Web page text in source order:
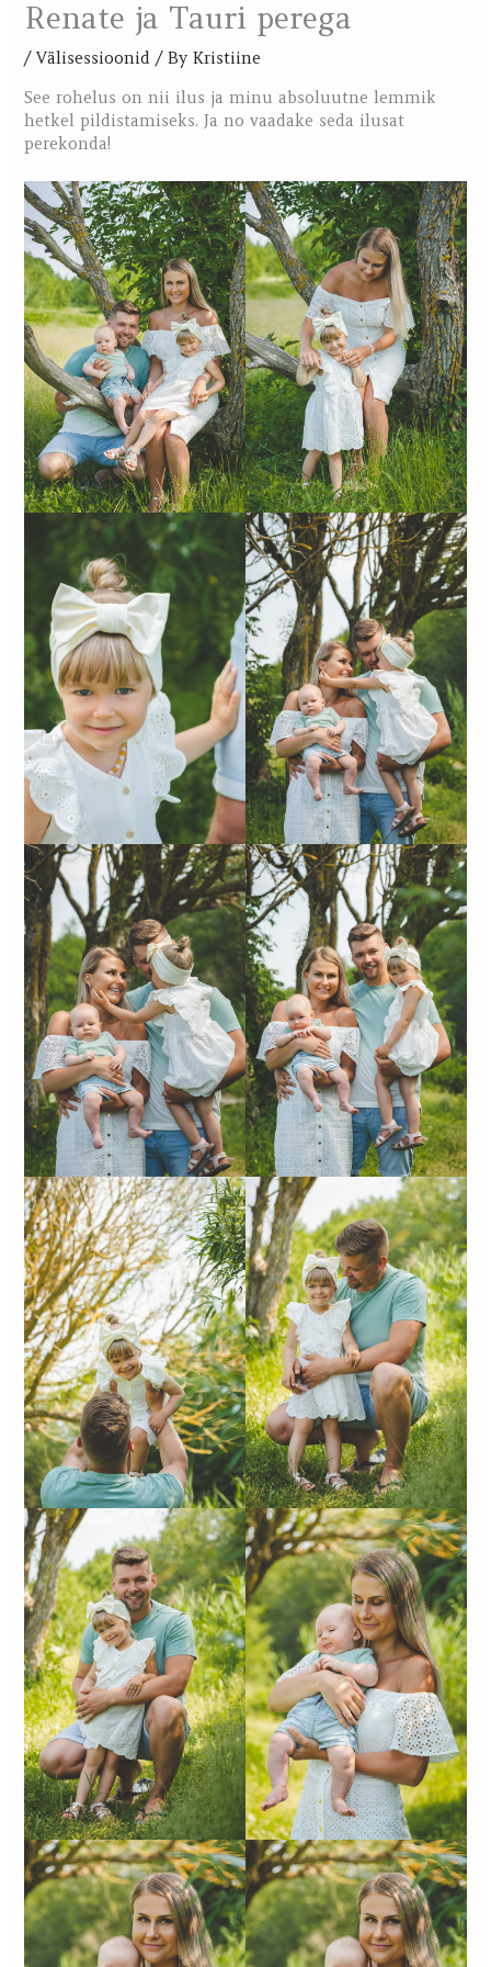
Renate ja Tauri perega
/Välisessioonid / ByKristiine
See rohelus on nii ilus ja minu absoluutne lemmik
hetkel pildistamiseks. Ja no vaadake seda ilusat
perekonda!